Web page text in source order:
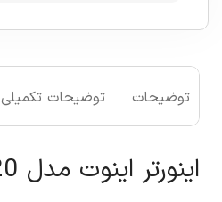
توضیحات توضیحات تکمیلی
اینورتر اینوت مدل GD20